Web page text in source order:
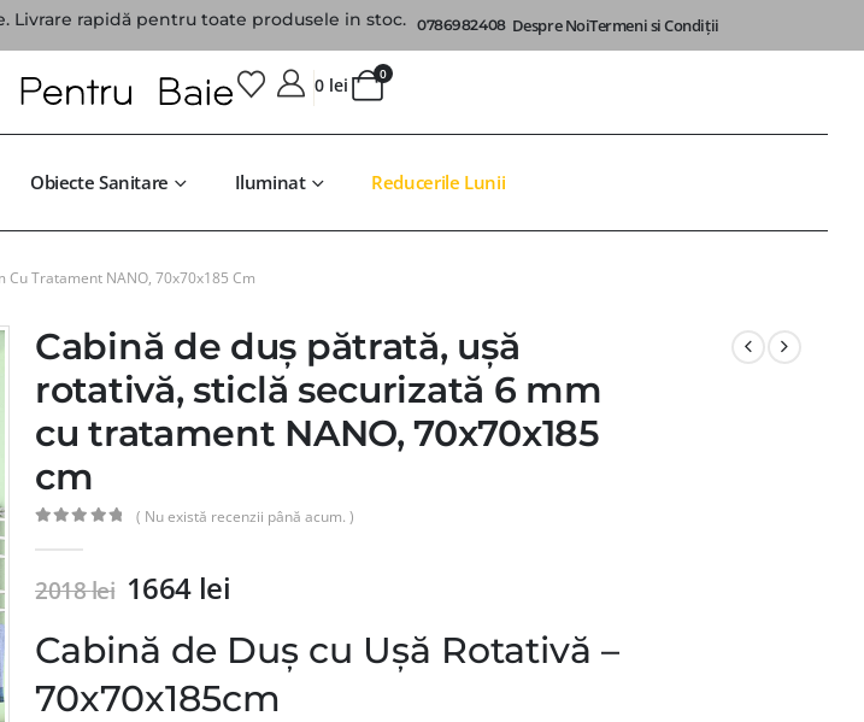
Livrare rapidă pentru toate produsele in stoc. 0786982408 Despre NoiTermeni si Condiții
0
0 lei
Obiecte Sanitare Iluminat Reducerile Lunii
Cu Tratament NANO, 70x70x185 Cm
Cabină de duș pătrată, ușă
rotativă, sticlă securizată 6 mm
cu tratament NANO, 70x70x185
cm
( Nu există recenzii până acum. )
2018lei 1664 lei
Cabină de Duș cu Ușă Rotativă –
70x70x185cm